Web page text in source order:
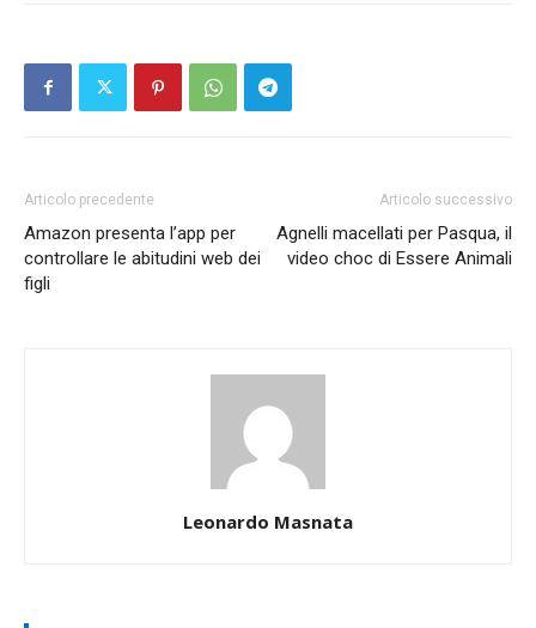
Articolo precedente
Amazon presenta l’app per
controllare le abitudini web dei
figli
Articolo successivo
Agnelli macellati per Pasqua, il
video choc di Essere Animali
Leonardo Masnata